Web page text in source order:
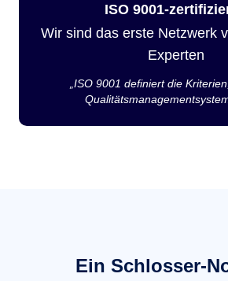
ISO 9001-
Wir sind das erste Netzwerk
Experten
„ISO 9001 definiert die
Ein Schlosser-